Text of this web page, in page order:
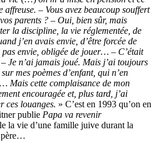
– Vous avez beaucoup souffert
parents ? – Oui, bien sûr, mais
la discipline, la vie réglementée, de
j’en avais envie, d’être forcée de
envie, obligée de jouer… – C’était
Je n’ai jamais joué. Mais j’ai toujours
mes poèmes d’enfant, qui n’en
Mais cette complaisance de mon
encouragée et, plus tard, j’ai
ces louanges. » C’est en 1993 qu’on en
publie Papa va revenir
la vie d’une famille juive durant la
père…